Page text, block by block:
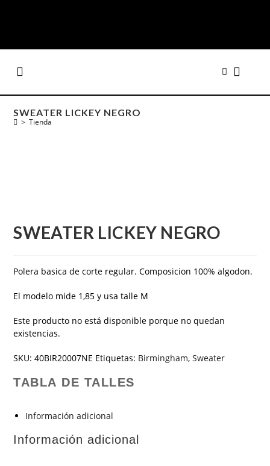
SWEATER LICKEY NEGRO
> Tienda
SWEATER LICKEY NEGRO
Polera basica de corte regular. Composicion 100% algodon.
El modelo mide 1,85 y usa talle M
Este producto no está disponible porque no quedan
existencias.
SKU:40BIR20007NE Etiquetas: Birmingham,Sweater
TABLA DE TALLES
Información adicional
Información adicional